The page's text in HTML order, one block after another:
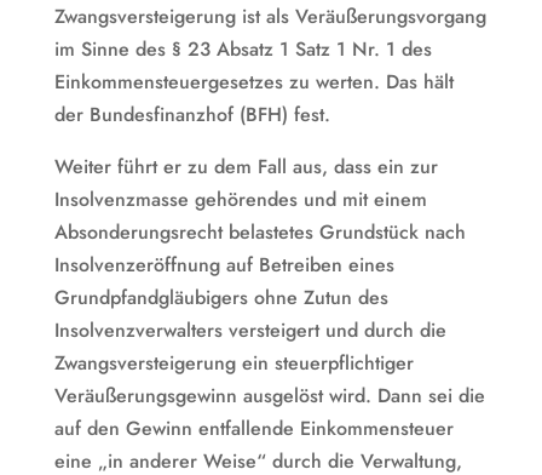
Zwangsversteigerung ist als Veräußerungsvorgang
im Sinne des § 23 Absatz 1 Satz 1 Nr. 1 des
Einkommensteuergesetzes zu werten. Das hält
der Bundesfinanzhof (BFH) fest.
Weiter führt er zu dem Fall aus, dass ein zur
Insolvenzmasse gehörendes und mit einem
Absonderungsrecht belastetes Grundstück nach
Insolvenzeröffnung auf Betreiben eines
Grundpfandgläubigers ohne Zutun des
Insolvenzverwalters versteigert und durch die
Zwangsversteigerung ein steuerpflichtiger
Veräußerungsgewinn ausgelöst wird. Dann sei die
auf den Gewinn entfallende Einkommensteuer
eine „in anderer Weise“ durch die Verwaltung,